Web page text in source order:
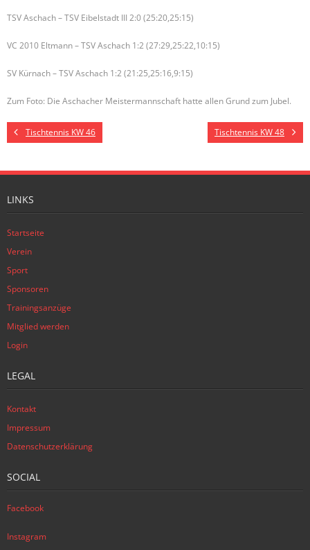
TSV Aschach – TSV Eibelstadt III 2:0 (25:20,25:15)
VC 2010 Eltmann – TSV Aschach 1:2 (27:29,25:22,10:15)
SV Kürnach – TSV Aschach 1:2 (21:25,25:16,9:15)
Zum Foto: Die Aschacher Meistermannschaft hatte allen Grund zum Jubel.
Tischtennis KW 46 Tischtennis KW 48
LINKS
Startseite
Verein
Sport
Sponsoren
Trainingsanzüge
Mitglied werden
Login
LEGAL
Kontakt
Impressum
Datenschutzerklärung
SOCIAL
Facebook
Instagram